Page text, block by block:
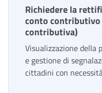
Richiedere la
conto contributivo
contributiva)
Visualizzazione della
e gestione di
cittadini con